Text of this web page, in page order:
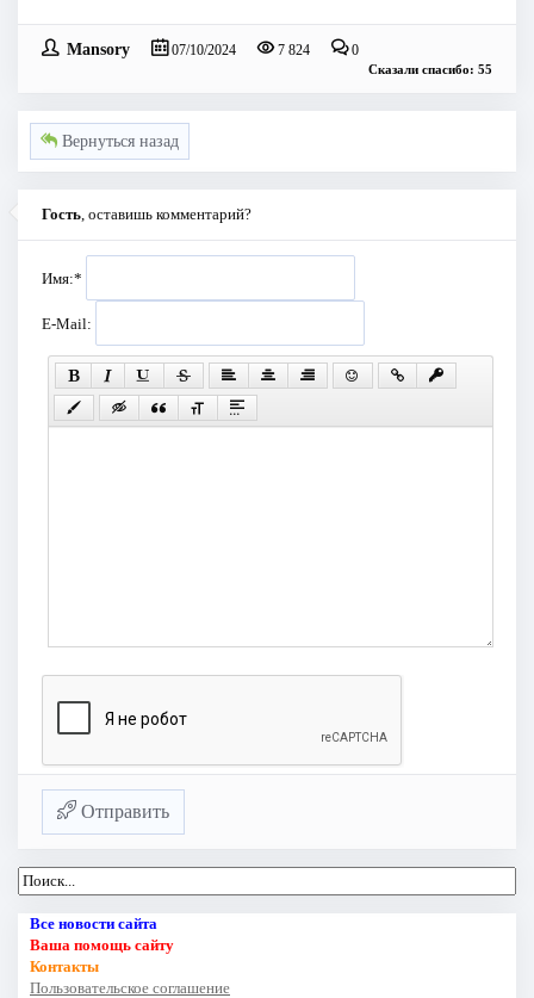
Mansory 07/10/2024 7 824 0
Сказали спасибо: 55
Вернуться назад
Гость , оставишь комментарий?
Имя:*
E-Mail:
Отправить
Все новости сайта
Ваша помощь сайту
Контакты
Пользовательское соглашение